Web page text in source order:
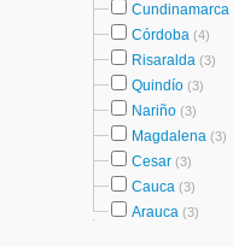
Cundinamarca
Córdoba (4)
Risaralda (3)
Quindío (3)
Nariño (3)
Magdalena (3)
Cesar (3)
Cauca (3)
Arauca (3)